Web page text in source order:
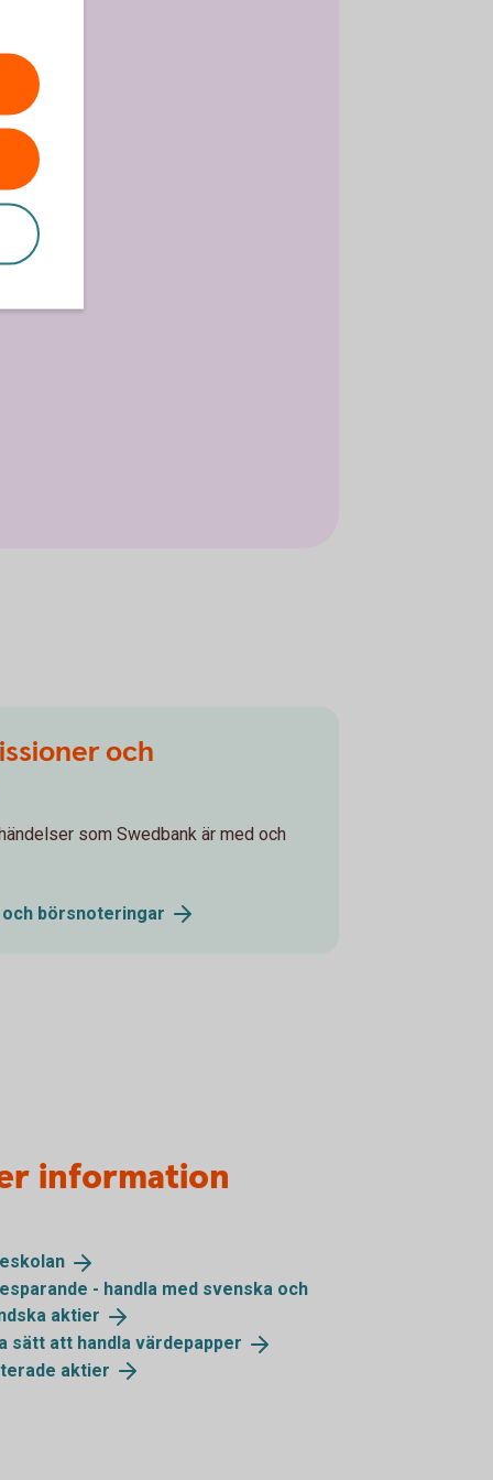
och
som Swedbank är med och
börsnoteringar
information
- handla med svenska och
aktier
sätt att handlavärdepapper
aktier